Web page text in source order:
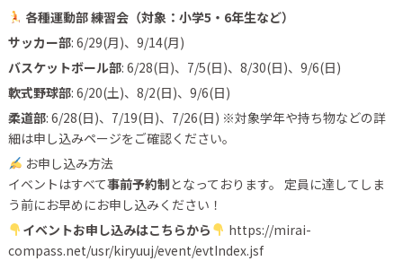
各種運動部 練習会（対象：小学5・6年生など）
サッカー部: 6/29(月)、9/14(月)
バスケットボール部: 6/28(日)、7/5(日)、8/30(日)、9/6(日)
軟式野球部: 6/20(土)、8/2(日)、9/6(日)
柔道部: 6/28(日)、7/19(日)、7/26(日) ※対象学年や持ち物などの詳
細は申し込みページをご確認ください。
お申し込み方法
イベントはすべて事前予約制 となっております。 定員に達してしま
う前にお早めにお申し込みください！
イベントお申し込みはこちらから
https://mirai-
compass.net/usr/kiryuuj/event/evtIndex.jsf